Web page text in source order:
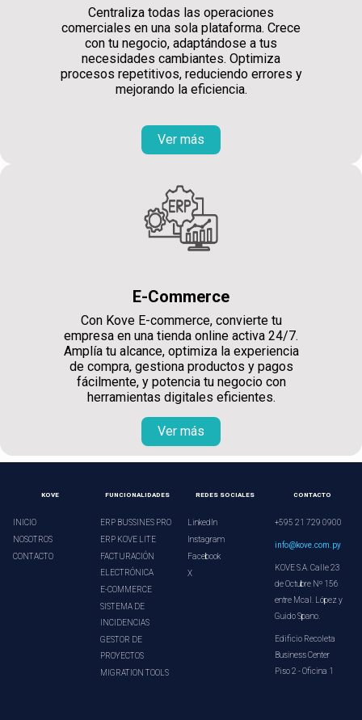
Centraliza todas las operaciones
comerciales en una sola plataforma. Crece
con tu negocio, adaptándose a tus
necesidades cambiantes. Optimiza
procesos repetitivos, reduciendo errores y
mejorando la eficiencia.
Ver más
E-Commerce
Con Kove E-commerce, convierte tu
empresa en una tienda online activa 24/7.
Amplía tu alcance, optimiza la experiencia
de compra, gestiona productos y pagos
fácilmente, y potencia tu negocio con
herramientas digitales eficientes.
Ver más
KOVE
INICIO
NOSOTROS
CONTACTO
FUNCIONALIDADES
ERP BUSSINES PRO
ERP KOVE LITE
FACTURACIÓN
ELECTRÓNICA
E-COMMERCE
SISTEMA DE
INCIDENCIAS
GESTOR DE
PROYECTOS
MIGRATION TOOLS
REDES SOCIALES
LinkedIn
Instagram
Facebook
X
CONTACTO
+595 21 729 0900
info@kove.com.py
KOVE S.A. Calle 23
de Octubre Nº 156
entre Mcal. López y
Guido Spano.
Edificio Recoleta
Business Center
Piso 2 - Oficina 1